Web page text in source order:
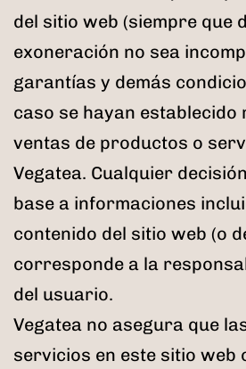
del sitio web (siempre que
exoneración no sea
garantías y demás
caso se hayan establecido
ventas de productos o
Vegatea. Cualquier
base a informaciones
contenido del sitio web (o
corresponde a la
del usuario.
Vegatea no asegura que
servicios en este sitio web